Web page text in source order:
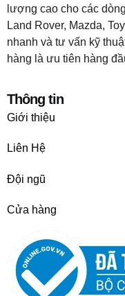
lượng cao cho các
Land Rover, Mazda,
nhanh và tư vấn kỹ
hàng là ưu tiên hàng
Thông tin
Giới thiệu
Liên Hệ
Đội ngũ
Cửa hàng